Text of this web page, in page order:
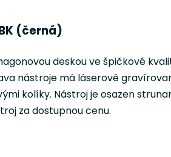
(černá)
deskou ve špičkové
nástroje má láserově
kolíky. Nástroj je osazen
za dostupnou cenu.